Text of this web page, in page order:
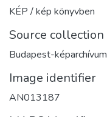
KÉP / kép könyvben
Source collection
Budapest-képarchívum
Image identifier
AN013187